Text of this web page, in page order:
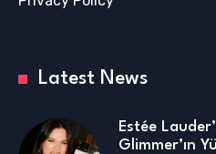
Latest News
Estée
Glimmer’ın